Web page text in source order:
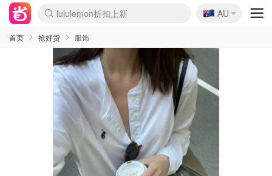
lululemon折扣上新
Sasa美妆护肤3.5折
SSENSE年中3折
FreshBeauty好价汇总
Cettire降价+叠9折
WWS Coles超市实拍
viagogo二手票捡漏
Myer超级周末1折
The Outnet奢牌1折起
David Jones 3折起
Flannels大牌1折
Perfumes Club护肤1折
AMIRO返校季6.2折
Amazon折扣汇总
eToro入金$200送$50
Amazon数码好物
ICONIC本周7.5折
ThedoubleF高奢地板价
Moose Knuckles 6折
丝芙兰5折起
EUFY官网3.7折起
Selenichast首饰2折
Trip机票酒店促销
YSL送5件彩妆礼
Amazon家居好物
Amazon美妆护肤
雅漾大喷$8
过敏原检测盒$33
伊索独家赠50ml沐浴露
科颜氏清仓3折
SEALIFE海洋馆门票6折
丝塔芙大白罐$16
订阅Newsletter送香薰
Cult Beauty 6.8折
Harrods圣诞日历2.3折
LN-CC奢牌私促3折
d'Alba空姐喷雾$16
EVE LOM套装逆天2折
Bernardelli独家4折
Adore Beauty 6折起
CT圣诞日历
Mytheresa奢品2.7折
Luxury Escapes 9折
Currentbody美容仪9折
MOON Garden Live
Roborock扫地机3.7折
Tingo Life水杯$24
Valentino官网5折
CR洗发护发6.3折
修丽可套装7.4折
Myer彩妆2件7折
GANNI官网4.5折
Stylevana韩妆4折
Tessabit高奢8.5折
OGX洗护4折
Amazon阿德莱德次日达
卡诗8.5折+赠礼
Philips Hue灯具8折
🇦🇺
AU
首页 抢好货 服饰